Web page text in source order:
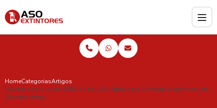
HomeCategoriasArtigos
Extintor sobre rodas 80BC é a Solução Ideal para Combate a Incêndios em
Grandes Áreas